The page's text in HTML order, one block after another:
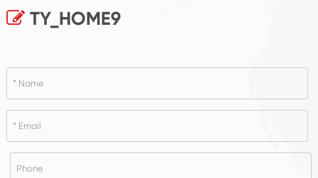
TY_HOME9